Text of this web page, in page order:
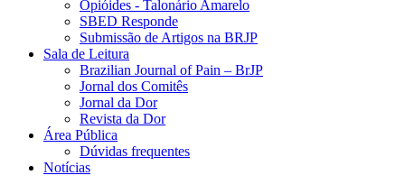
Opióides - Talonário Amarelo
SBED Responde
Submissão de Artigos na BRJP
Sala de Leitura
Brazilian Journal of Pain – BrJP
Jornal dos Comitês
Jornal da Dor
Revista da Dor
Área Pública
Dúvidas frequentes
Notícias